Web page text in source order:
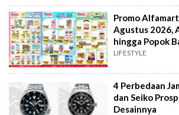
Promo
Agustus 2026,
hingga Popok
LIFESTYLE
4 Perbedaan
dan Seiko
Desainnya